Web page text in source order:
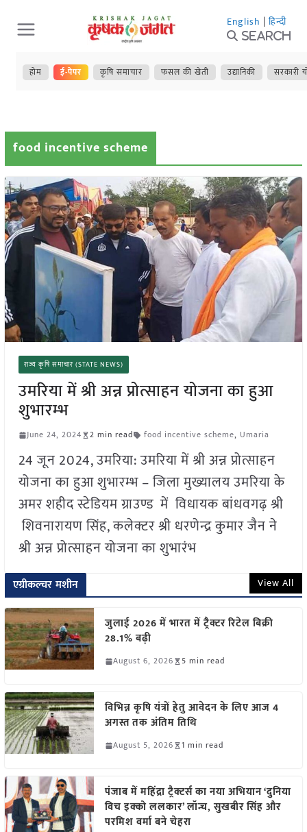
Skip
to
content
English | हिन्दी
Search
होम ई-पेपर कृषि समाचार फसल की खेती उद्यानिकी सरकारी
food incentive scheme
राज्य कृषि समाचार (STATE NEWS)
उमरिया में श्री अन्न प्रोत्साहन योजना का हुआ
शुभारम्भ
June 24, 2024 2 min read food incentive scheme, Umaria
24 जून 2024, उमरिया: उमरिया में श्री अन्न प्रोत्साहन
योजना का हुआ शुभारम्भ – जिला मुख्यालय उमरिया के
अमर शहीद स्टेडियम ग्राउण्ड में विधायक बांधवगढ़ श्री
शिवनारायण सिंह, कलेक्टर श्री धरणेन्द्र कुमार जैन ने
श्री अन्न प्रोत्साहन योजना का शुभारंभ
एग्रीकल्चर मशीन View All
जुलाई 2026 में भारत में ट्रैक्टर रिटेल बिक्री
28.1% बढ़ी
August 6, 2026 5 min read
विभिन्न कृषि यंत्रों हेतु आवेदन के लिए आज 4
अगस्त तक अंतिम तिथि
August 5, 2026 1 min read
पंजाब में महिंद्रा ट्रैक्टर्स का नया अभियान ‘दुनिया
विच इक्को ललकार’ लॉन्च, सुखबीर सिंह और
परमिश वर्मा बने चेहरा